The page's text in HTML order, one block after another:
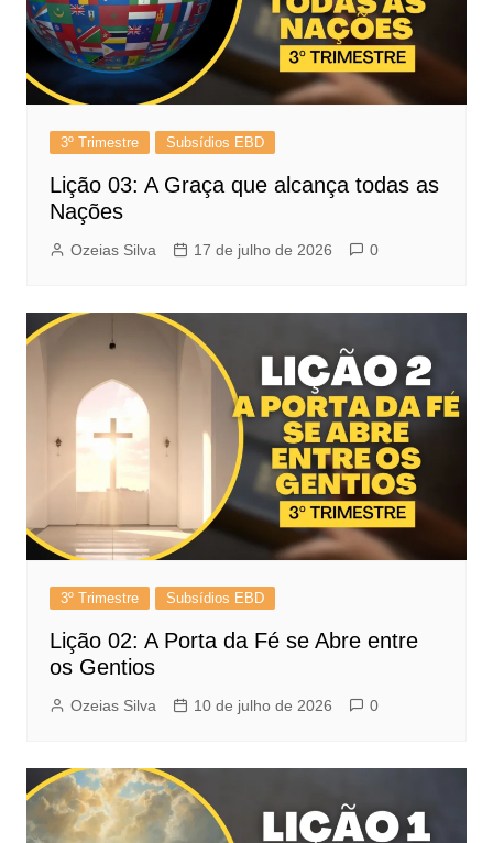
3º Trimestre Subsídios EBD
Lição 03: A Graça que alcança todas as
Nações
Ozeias Silva 17 de julho de 2026 0
3º Trimestre Subsídios EBD
Lição 02: A Porta da Fé se Abre entre
os Gentios
Ozeias Silva 10 de julho de 2026 0